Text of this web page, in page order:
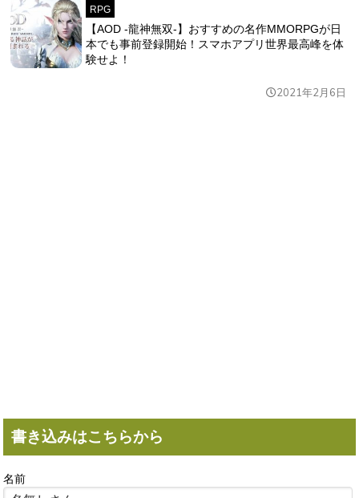
RPG
【AOD -龍神無双-】おすすめの名作MMORPGが日
本でも事前登録開始！スマホアプリ世界最高峰を体
験せよ！
2021年2月6日
書き込みはこちらから
名前